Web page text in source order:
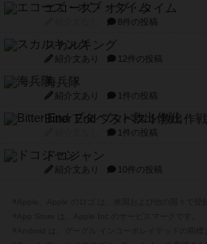
エコーズ・オブ・タイム
8件の投稿
スカルキング
紹介文あり 12件の投稿
海兵隊
紹介文あり 1件の投稿
Bitter End ブタペスト救出作戦
1件の投稿
ドコジャン
紹介文あり 10件の投稿